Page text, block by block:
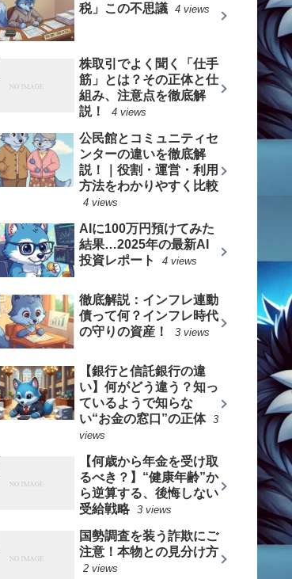
税」この不思議 4 views
株取引でよく聞く「仕手
筋」とは？その正体と仕
組み、注意点を徹底解
説！
4 views
公民館とコミュニティセ
ンターの違いを徹底解
説！｜役割・運営・利用
方法をわかりやすく比較
4 views
AIに100万円預けてみた
結果…2025年の最新AI
投資レポート
4 views
徹底解説：インフレ連動
債って何？インフレ時代
の守りの資産！
3 views
【銀行と信託銀行の違
い】何がどう違う？知っ
ているようで知らな
い“お金の窓口”の正体 3
views
【何歳から年金を受け取
るべき？】“健康年齢”か
ら逆算する、後悔しない
受給戦略 3 views
国勢調査を装う詐欺にご
注意！本物との見分け方
2 views